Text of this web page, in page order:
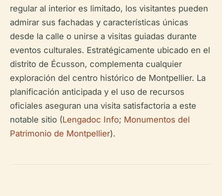
regular al interior es limitado, los visitantes pueden
admirar sus fachadas y características únicas
desde la calle o unirse a visitas guiadas durante
eventos culturales. Estratégicamente ubicado en el
distrito de Écusson, complementa cualquier
exploración del centro histórico de Montpellier. La
planificación anticipada y el uso de recursos
oficiales aseguran una visita satisfactoria a este
notable sitio (Lengadoc Info; Monumentos del
Patrimonio de Montpellier).